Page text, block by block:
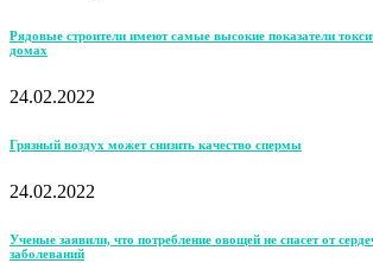
Рядовые строители имеют самые высокие показатели
домах
24.02.2022
Грязный воздух может снизить качество спермы
24.02.2022
Ученые заявили, что потребление овощей не спасет от
заболеваний